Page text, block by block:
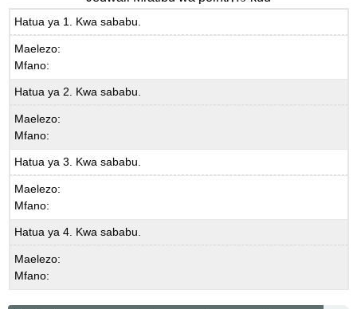
Hatua ya 1. Kwa sababu.
Maelezo:
Mfano:
Hatua ya 2. Kwa sababu.
Maelezo:
Mfano:
Hatua ya 3. Kwa sababu.
Maelezo:
Mfano:
Hatua ya 4. Kwa sababu.
Maelezo:
Mfano: